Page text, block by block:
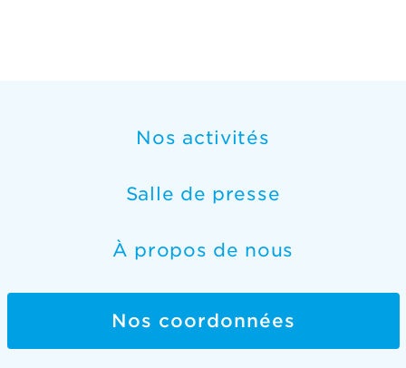
Nos activités
Salle de presse
À propos de nous
Nos coordonnées